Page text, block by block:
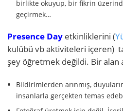
birlikte okuyup, bir fikrin
geçirmek…
Presence Day etkinliklerini (
kulübü vb aktiviteleri içeren)
şey öğretmek değildi. Bir alan
Bildirimlerden arınmış,
insanlarla gerçekten temas